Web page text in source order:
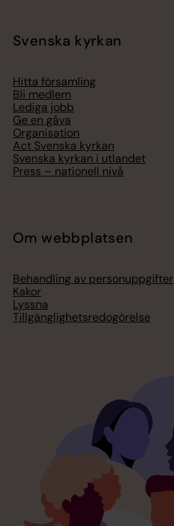
Svenska kyrkan
Hitta församling
Bli medlem
Lediga jobb
Ge en gåva
Organisation
Act Svenska kyrkan
Svenska kyrkan i utlandet
Press – nationell nivå
Om webbplatsen
Behandling av personuppgifter
Kakor
Lyssna
Tillgänglighetsredogörelse